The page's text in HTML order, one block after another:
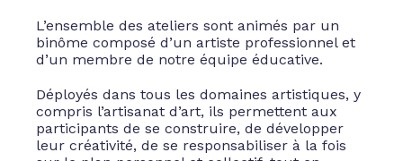
L’ensemble des ateliers sont animés par un
binôme composé d’un artiste professionnel et
d’un membre de notre équipe éducative.
Déployés dans tous les domaines artistiques, y
compris l’artisanat d’art, ils permettent aux
participants de se construire, de développer
leur créativité, de se responsabiliser à la fois